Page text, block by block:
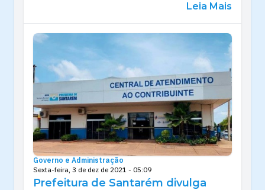
Leia Mais
Governo e Administração
Sexta-feira, 3 de dez de 2021 - 05:09
Prefeitura de Santarém divulga